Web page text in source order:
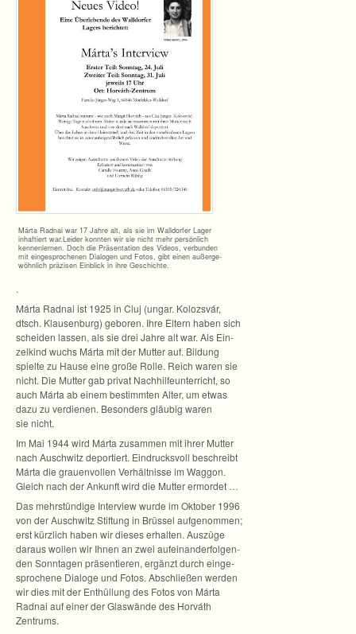
Márta Rad­nai war 17 Jahre alt, als sie im Wall­dor­fer Lager
inhaf­tiert war.Leider konn­ten wir sie nicht mehr per­sön­lich
ken­nen­ler­nen. Doch die Prä­sen­ta­tion des Videos, ver­bun­den
mit ein­ge­spro­che­nen Dia­lo­gen und Fotos, gibt einen außer­ge­
wöhn­lich prä­zi­sen Ein­blick in ihre Geschichte.
.
Márta Rad­nai ist 1925 in Cluj (ungar. Kolozs­vár,
dtsch. Klau­sen­burg) gebo­ren. Ihre Eltern haben sich
schei­den las­sen, als sie drei Jahre alt war. Als Ein­
zel­kind wuchs Márta mit der Mut­ter auf. Bil­dung
spielte zu Hause eine große Rolle. Reich waren sie
nicht. Die Mut­ter gab pri­vat Nach­hil­fe­un­ter­richt, so
auch Márta ab einem bestimm­ten Alter, um etwas
dazu zu ver­die­nen. Beson­ders gläu­big waren
sie nicht.
Im Mai 1944 wird Márta zusam­men mit ihrer Mut­ter
nach Ausch­witz depor­tiert. Ein­drucks­voll beschreibt
Márta die grau­en­vol­len Ver­hält­nisse im Wag­gon.
Gleich nach der Ankunft wird die Mut­ter ermordet …
Das mehr­stün­dige Inter­view wurde im Okto­ber 1996
von der Ausch­witz Stif­tung in Brüs­sel auf­ge­nom­men;
erst kürz­lich haben wir die­ses erhal­ten. Aus­züge
dar­aus wol­len wir Ihnen an zwei auf­ein­an­der­fol­gen­
den Sonn­ta­gen prä­sen­tie­ren, ergänzt durch ein­ge­
spro­chene Dia­loge und Fotos. Abschlie­ßen wer­den
wir dies mit der Ent­hül­lung des Fotos von Márta
Rad­nai auf einer der Glas­wände des Hor­váth
Zentrums.